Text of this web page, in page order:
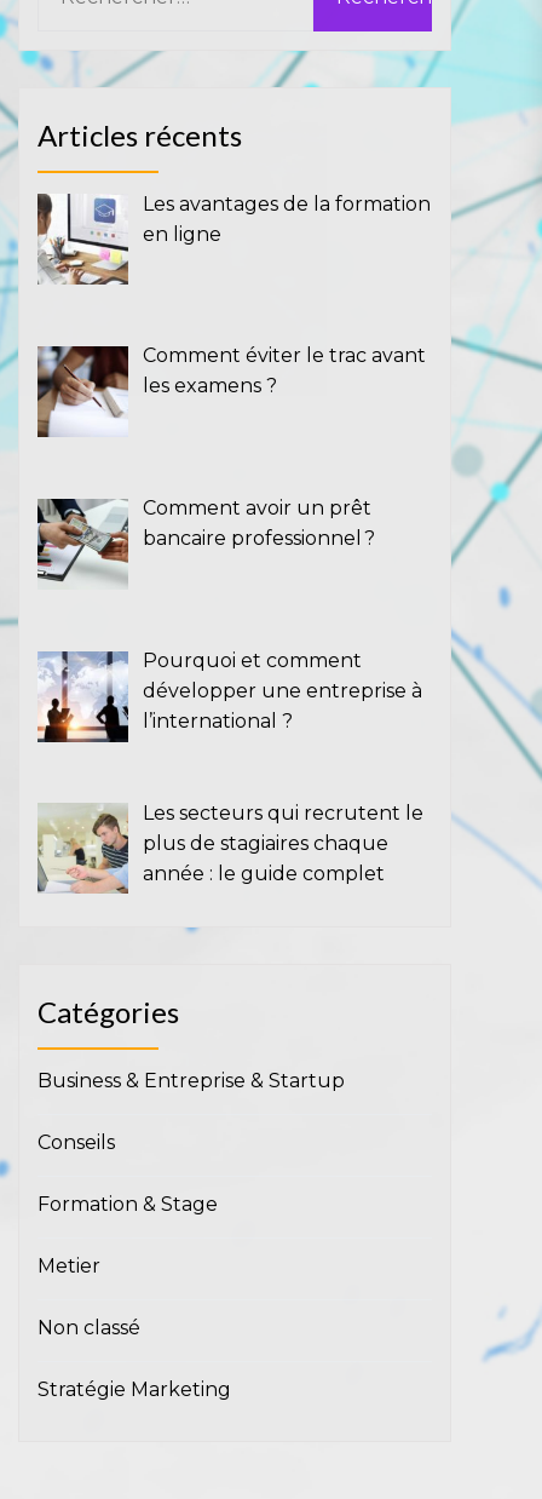
Articles récents
Les avantages de la formation
en ligne
Comment éviter le trac avant
les examens ?
Comment avoir un prêt
bancaire professionnel ?
Pourquoi et comment
développer une entreprise à
l’international ?
Les secteurs qui recrutent le
plus de stagiaires chaque
année : le guide complet
Catégories
Business & Entreprise & Startup
Conseils
Formation & Stage
Metier
Non classé
Stratégie Marketing